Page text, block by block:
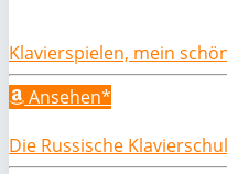
Klavierspielen, mein
Ansehen*
Die Russische